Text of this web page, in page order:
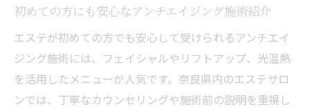
初めての方にも安心なアンチエイジング施術紹介
エステが初めての方でも安心して受けられるアンチエイ
ジング施術には、フェイシャルやリフトアップ、光温熱
を活用したメニューが人気です。奈良県内のエステサロ
ンでは、丁寧なカウンセリングや施術前の説明を重視し